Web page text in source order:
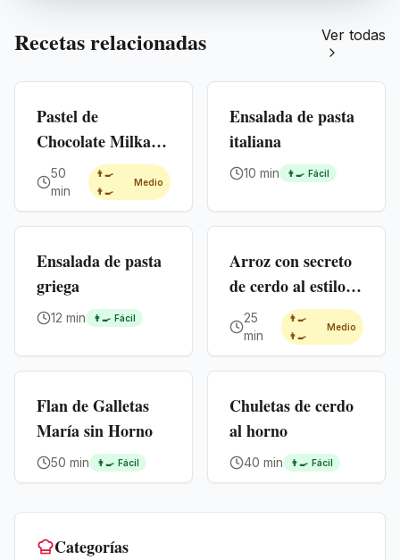
Recetas relacionadas Ver todas
Pastel de
Chocolate Milka
(Tarta de
Cumpleaños)
50
min
👨‍🍳
👨‍🍳
Medio
Ensalada de pasta
italiana
10 min 👨‍🍳 Fácil
Ensalada de pasta
griega
12 min 👨‍🍳 Fácil
Arroz con secreto
de cerdo al estilo
paella
25
min
👨‍🍳
👨‍🍳
Medio
Flan de Galletas
María sin Horno
50 min 👨‍🍳 Fácil
Chuletas de cerdo
al horno
40 min 👨‍🍳 Fácil
Categorías